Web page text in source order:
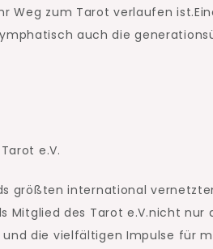
Weg zum Tarot verlaufen
auch die
größten international
des Tarot e.V.nicht nur
die vielfältigen Impulse für